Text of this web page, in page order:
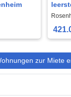
zur Miete